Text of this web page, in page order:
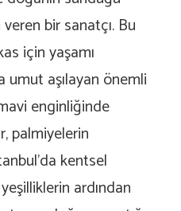
bir sanatçı. Bu
için yaşamı
umut aşılayan önemli
enginliğinde
palmiyelerin
kentsel
ardından